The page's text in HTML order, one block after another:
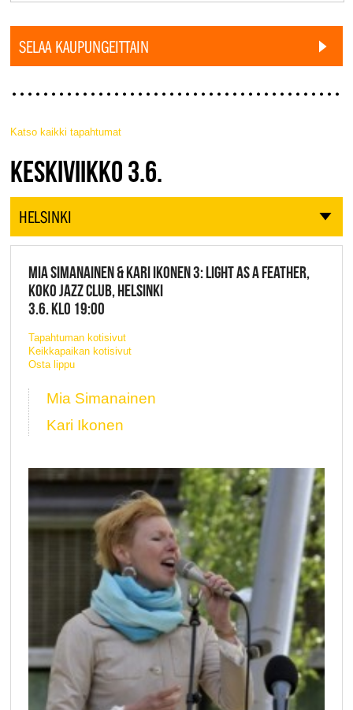
SELAA KAUPUNGEITTAIN
Katso kaikki tapahtumat
JAZZ FINLAND LIVE
KESKIVIIKKO 3.6.
HELSINKI
MIA SIMANAINEN & KARI IKONEN 3: LIGHT AS A FEATHER,
KOKO JAZZ CLUB, HELSINKI
3.6. KLO 19:00
Tapahtuman kotisivut
Keikkapaikan kotisivut
Osta lippu
Mia Simanainen
Kari Ikonen